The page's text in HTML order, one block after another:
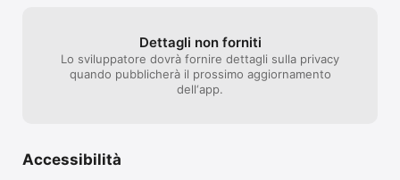
Dettagli non forniti
Lo sviluppatore dovrà fornire dettagli sulla privacy
quando pubblicherà il prossimo aggiornamento
dell‘app.
Accessibilità